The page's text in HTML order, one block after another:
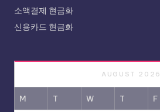
소액결제 현금화
신용카드 현금화
AUGUST 2026
M T W T F